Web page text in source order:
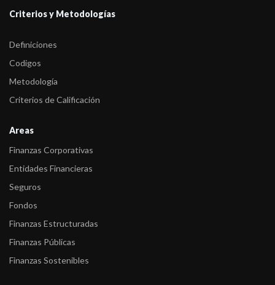
Criterios y Metodologías
Definiciones
Codigos
Metodología
Criterios de Calificación
Areas
Finanzas Corporativas
Entidades Financieras
Seguros
Fondos
Finanzas Estructuradas
Finanzas Públicas
Finanzas Sostenibles